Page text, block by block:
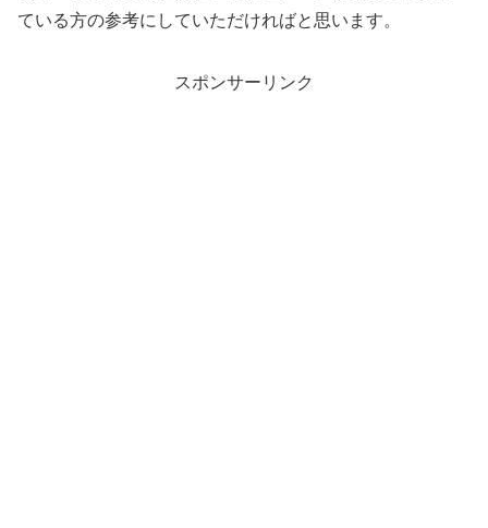
ている方の参考にしていただければと思います。
スポンサーリンク